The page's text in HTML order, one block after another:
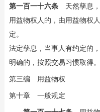
第一百一十六条天然孳息，
用益物权人的，由用益物权
定。
法定孳息，当事人有约定的
明确的，按照交易习惯取得。
第三编 用益物权
第十章 一般规定